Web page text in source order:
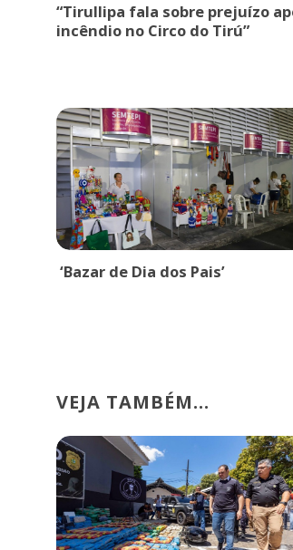
“Tirullipa fala sobre prejuízo
incêndio no Circo do Tirú”
‘Bazar de Dia dos Pais’
VEJA TAMBÉM...